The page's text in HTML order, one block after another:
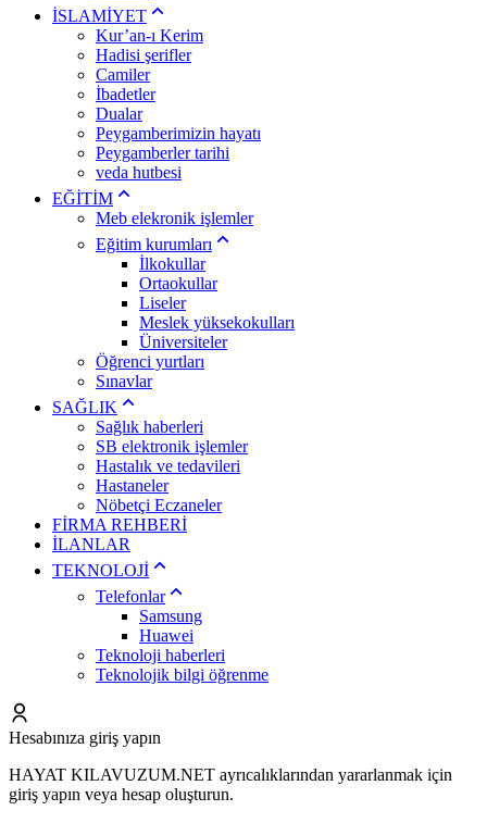
İSLAMİYET
Kur’an-ı Kerim
Hadisi şerifler
Camiler
İbadetler
Dualar
Peygamberimizin hayatı
Peygamberler tarihi
veda hutbesi
EĞİTİM
Meb elekronik işlemler
Eğitim kurumları
İlkokullar
Ortaokullar
Liseler
Meslek yüksekokulları
Üniversiteler
Öğrenci yurtları
Sınavlar
SAĞLIK
Sağlık haberleri
SB elektronik işlemler
Hastalık ve tedavileri
Hastaneler
Nöbetçi Eczaneler
FİRMA REHBERİ
İLANLAR
TEKNOLOJİ
Telefonlar
Samsung
Huawei
Teknoloji haberleri
Teknolojik bilgi öğrenme
Hesabınıza giriş yapın
HAYAT KILAVUZUM.NET ayrıcalıklarından yararlanmak için
giriş yapın veya hesap oluşturun.